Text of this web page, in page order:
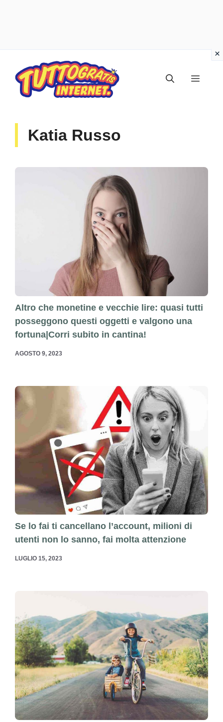
contenuto
Menu
Katia Russo
Altro che monetine e vecchie lire: quasi tutti
posseggono questi oggetti e valgono una
fortuna|Corri subito in cantina!
AGOSTO 9, 2023
Se lo fai ti cancellano l’account, milioni di
utenti non lo sanno, fai molta attenzione
LUGLIO 15, 2023